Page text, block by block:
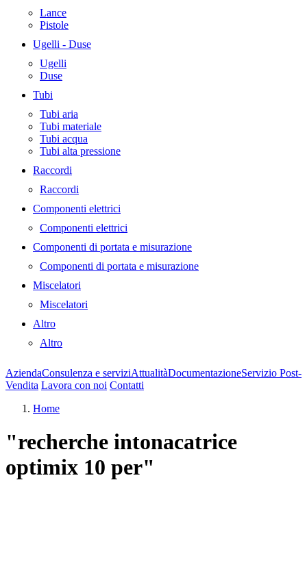
Lance
Pistole
Ugelli - Duse
Ugelli
Duse
Tubi
Tubi aria
Tubi materiale
Tubi acqua
Tubi alta pressione
Raccordi
Raccordi
Componenti elettrici
Componenti elettrici
Componenti di portata e misurazione
Componenti di portata e misurazione
Miscelatori
Miscelatori
Altro
Altro
AziendaConsulenza e serviziAttualitàDocumentazioneServizio Post-
Vendita Lavora con noi Contatti
Home
"recherche intonacatrice
optimix 10 per"